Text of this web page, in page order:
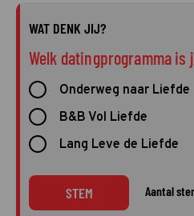
WAT DENK JIJ?
Welk datingprogramma is
Onderweg naar Liefde
B&B Vol Liefde
Lang Leve de Liefde
STEM Aantal